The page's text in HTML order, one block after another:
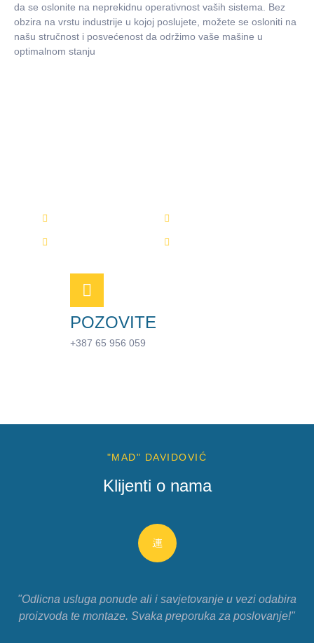
da se oslonite na neprekidnu operativnost vaših sistema. Bez
obzira na vrstu industrije u kojoj poslujete, možete se osloniti na
našu stručnost i posvećenost da održimo vaše mašine u
optimalnom stanju
POZOVITE
+387 65 956 059
"MAD" DAVIDOVIĆ
Klijenti o nama
"Odlicna usluga ponude ali i savjetovanje u vezi odabira
proizvoda te montaze. Svaka preporuka za poslovanje!"